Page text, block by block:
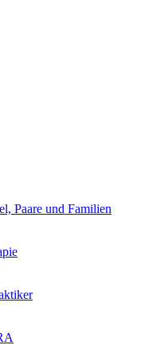
Paare und Familien